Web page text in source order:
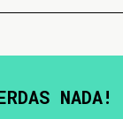
NADA!